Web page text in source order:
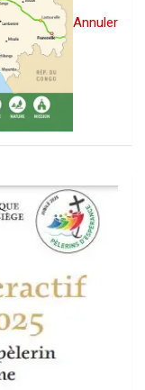
Annuler